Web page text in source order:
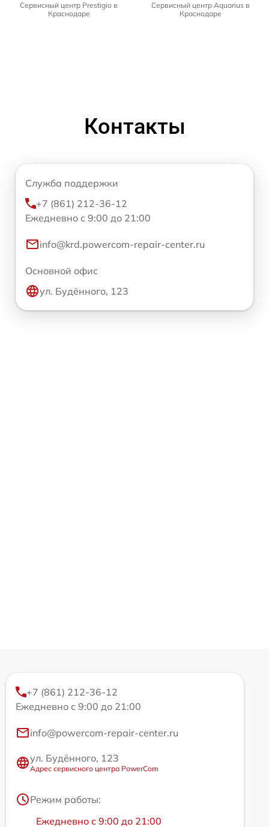
Сервисный центр Prestigio в
Краснодаре
Сервисный центр Aquarius в
Краснодаре
Контакты
Служба поддержки
+7 (861) 212-36-12
Ежедневно с 9:00 до 21:00
info@krd.powercom-repair-center.ru
Основной офис
ул. Будённого, 123
+7 (861) 212-36-12
Ежедневно с 9:00 до 21:00
info@powercom-repair-center.ru
ул. Будённого, 123
Адрес сервисного центра PowerCom
Режим работы:
Ежедневно с 9:00 до 21:00